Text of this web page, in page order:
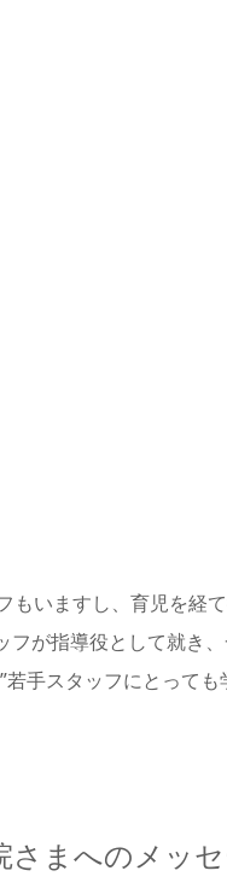
いますし、育児を経
が指導役として就き
手スタッフにとって
さまへのメッ